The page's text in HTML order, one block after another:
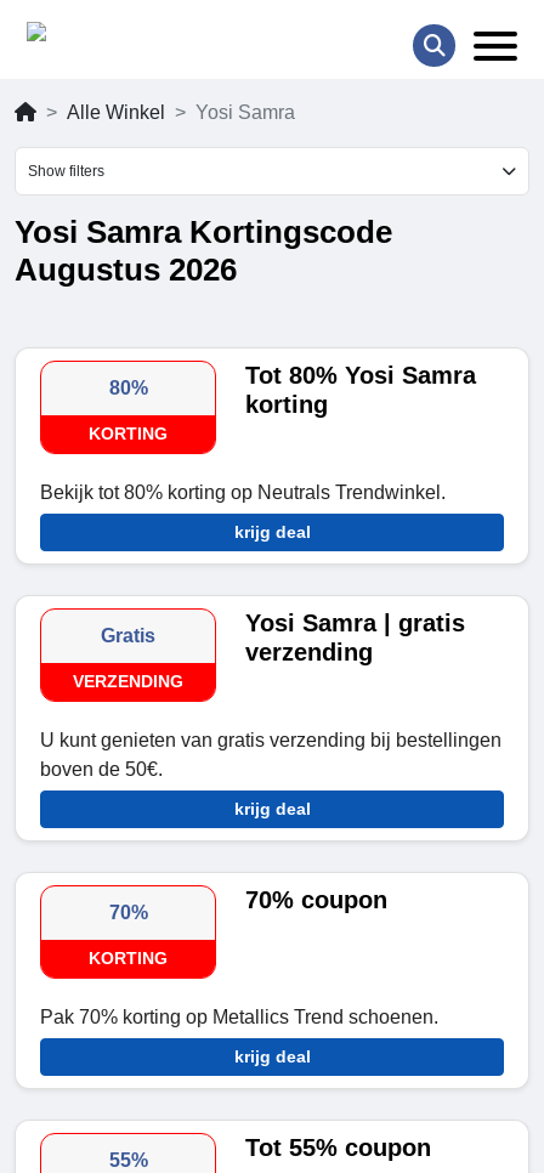
Alle Winkel Yosi Samra
Show filters
Yosi Samra Kortingscode
Augustus 2026
80%
KORTING
Tot 80% Yosi Samra
korting
Bekijk tot 80% korting op Neutrals Trendwinkel.
krijg deal
Gratis
VERZENDING
Yosi Samra | gratis
verzending
U kunt genieten van gratis verzending bij bestellingen
boven de 50€.
krijg deal
70%
KORTING
70% coupon
Pak 70% korting op Metallics Trend schoenen.
krijg deal
55% Tot 55% coupon